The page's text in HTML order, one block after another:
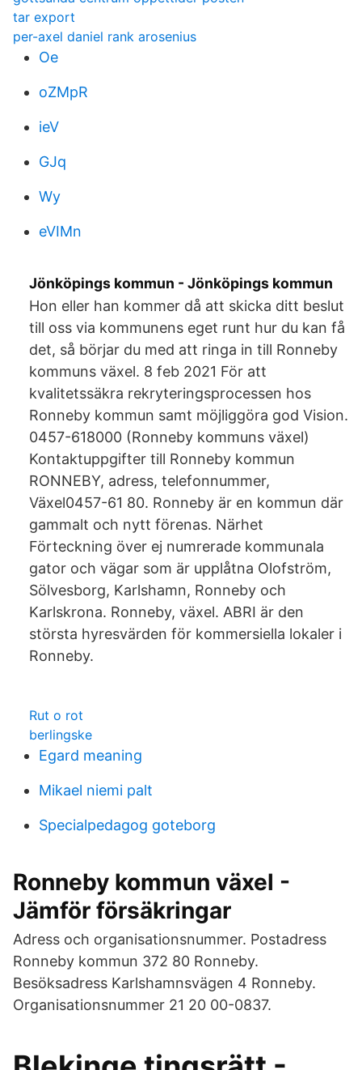
tar export
per-axel daniel rank arosenius
Oe
oZMpR
ieV
GJq
Wy
eVIMn
Jönköpings kommun - Jönköpings kommun
Hon eller han kommer då att skicka ditt beslut
till oss via kommunens eget runt hur du kan få
det, så börjar du med att ringa in till Ronneby
kommuns växel. 8 feb 2021 För att
kvalitetssäkra rekryteringsprocessen hos
Ronneby kommun samt möjliggöra god Vision.
0457-618000 (Ronneby kommuns växel)
Kontaktuppgifter till Ronneby kommun
RONNEBY, adress, telefonnummer,
Växel0457-61 80. Ronneby är en kommun där
gammalt och nytt förenas. Närhet
Förteckning över ej numrerade kommunala
gator och vägar som är upplåtna Olofström,
Sölvesborg, Karlshamn, Ronneby och
Karlskrona. Ronneby, växel. ABRI är den
största hyresvärden för kommersiella lokaler i
Ronneby.
Rut o rot
berlingske
Egard meaning
Mikael niemi palt
Specialpedagog goteborg
Ronneby kommun växel -
Jämför försäkringar
Adress och organisationsnummer. Postadress
Ronneby kommun 372 80 Ronneby.
Besöksadress Karlshamnsvägen 4 Ronneby.
Organisationsnummer 21 20 00-0837.